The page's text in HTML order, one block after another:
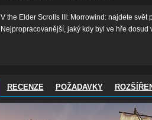
V the Elder Scrolls III: Morrowind: najdete
Nejpropracovanější, jaký kdy byl ve hře dosud
RECENZE POŽADAVKY